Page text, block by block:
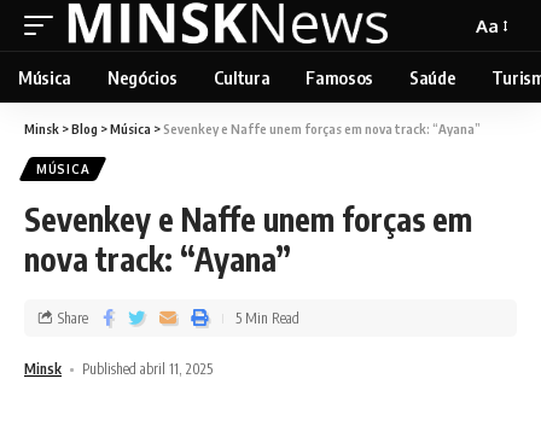
Aa
Música Negócios Cultura Famosos Saúde
Minsk >Blog >Música >Sevenkey e Naffe unem forças em nova track: “Ayana”
MÚSICA
Sevenkey e Naffe unem forças em
nova track: “Ayana”
Minsk Published abril 11, 2025
Share 5 Min Read